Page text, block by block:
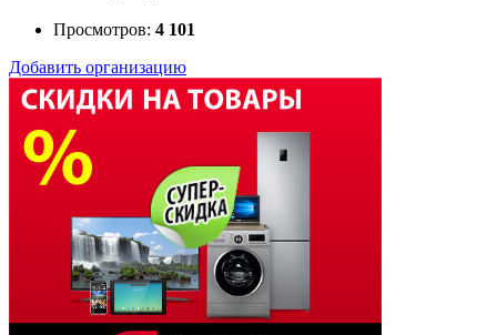
Просмотров: 4 101
Добавить организацию